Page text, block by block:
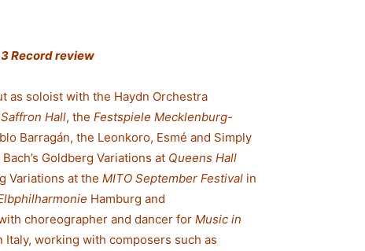
3 Record review
as soloist with the Haydn Orchestra
Saffron Hall, the Festspiele Mecklenburg-
Barragán, the Leonkoro, Esmé and Simply
Goldberg Variations at Queens Hall
Variations at the MITO September Festival in
Hamburg and
choreographer and dancer for Music in
Italy, working with composers such as